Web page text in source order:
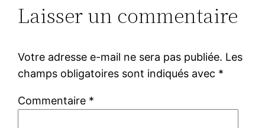
Laisser un commentaire
Votre adresse e-mail ne sera pas publiée. Les
champs obligatoires sont indiqués avec *
Commentaire *